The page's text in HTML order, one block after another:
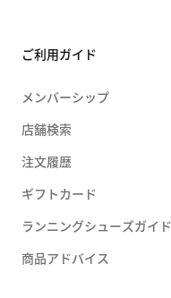
ご利用ガイド
メンバーシップ
店舗検索
注文履歴
ギフトカード
ランニングシューズガイド
商品アドバイス